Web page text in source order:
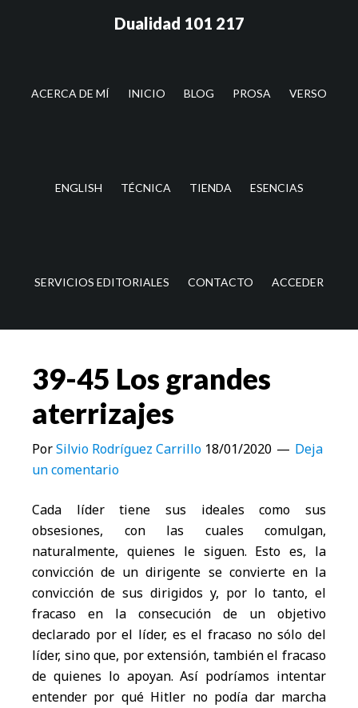
lateral
Dualidad 101 217
ACERCA DE MÍ INICIO BLOG PROSA VERSO
ENGLISH TÉCNICA TIENDA ESENCIAS
SERVICIOS EDITORIALES CONTACTO ACCEDER
39-45 Los grandes
aterrizajes
PorSilvio Rodríguez Carrillo 18/01/2020
Deja
un comentario
Cada líder tiene sus ideales como sus
obsesiones, con las cuales comulgan,
naturalmente, quienes le siguen. Esto es, la
convicción de un dirigente se convierte en la
convicción de sus dirigidos y, por lo tanto, el
fracaso en la consecución de un objetivo
declarado por el líder, es el fracaso no sólo del
líder, sino que, por extensión, también el fracaso
de quienes lo apoyan. Así podríamos intentar
entender por qué Hitler no podía dar marcha